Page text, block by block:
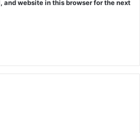
and website in this browser for the next